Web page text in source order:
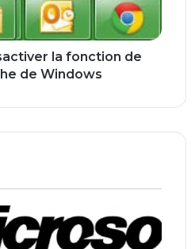
la fonction de
de Windows